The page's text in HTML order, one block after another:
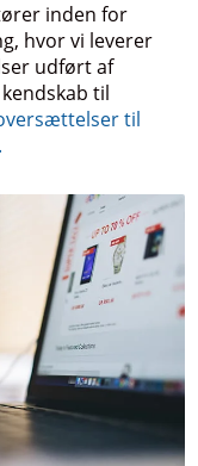
inden for
hvor vi leverer
udført af
til
til